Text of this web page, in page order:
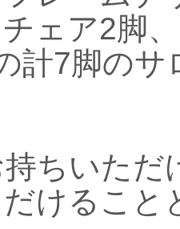
ェア2脚、
計7脚の
ちいただ
けること